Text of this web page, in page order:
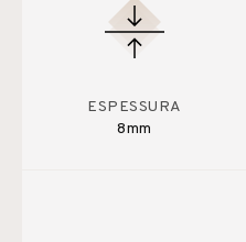
ESPESSURA
8mm